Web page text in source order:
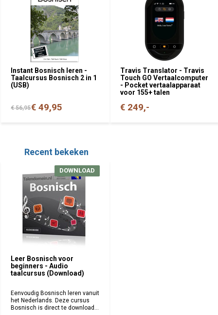
Instant Bosnisch leren -
Taalcursus Bosnisch 2 in 1
(USB)
€ 56,95€ 49,95
Travis Translator - Travis
Touch GO Vertaalcomputer
- Pocket vertaalapparaat
voor 155+ talen
€ 249,-
Recent bekeken
Leer Bosnisch voor
beginners - Audio
taalcursus (Download)
DOWNLOAD
Eenvoudig Bosnisch leren vanuit
het Nederlands. Deze cursus
Bosnisch is direct te download...